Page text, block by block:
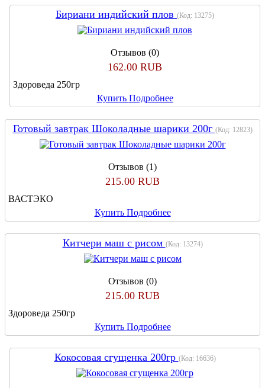
Бириани индийский плов (Код: 13275)
Отзывов (0)
162.00 RUB
Здороведа 250гр
Купить Подробнее
Готовый завтрак Шоколадные шарики 200г (Код: 12823)
Отзывов (1)
215.00 RUB
ВАСТЭКО
Купить Подробнее
Китчери маш с рисом (Код: 13274)
Отзывов (0)
215.00 RUB
Здороведа 250гр
Купить Подробнее
Кокосовая сгущенка 200гр (Код: 16636)